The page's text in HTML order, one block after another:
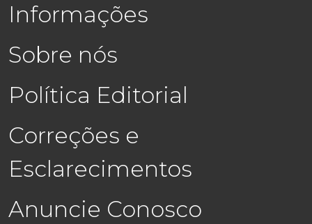
Informações
Sobre nós
Política Editorial
Correções e
Esclarecimentos
Anuncie Conosco